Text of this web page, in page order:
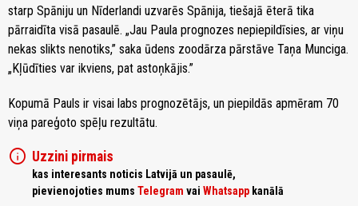
starp Spāniju un Nīderlandi uzvarēs Spānija, tiešajā ēterā tika
pārraidīta visā pasaulē. „Jau Paula prognozes nepiepildīsies, ar viņu
nekas slikts nenotiks,” saka ūdens zoodārza pārstāve Taņa Munciga.
„Kļūdīties var ikviens, pat astoņkājis.”
Kopumā Pauls ir visai labs prognozētājs, un piepildās apmēram 70
viņa pareģoto spēļu rezultātu.
info Uzzini pirmais
kas interesants noticis Latvijā un pasaulē,
pievienojoties mums Telegram vai Whatsapp kanālā